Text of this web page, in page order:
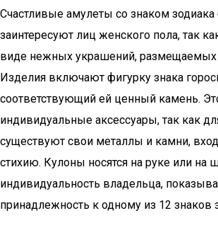
Счастливые амулеты со знаком
заинтересуют лиц женского пола, так
виде нежных украшений, размещаемых
Изделия включают фигурку знака
соответствующий ей ценный камень.
индивидуальные аксессуары, так как
существуют свои металлы и камни,
стихию. Кулоны носятся на руке или на
индивидуальность владельца,
принадлежность к одному из 12 знаков